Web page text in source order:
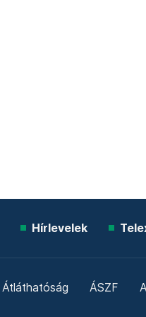
Hírlevelek
Átláthatóság ÁSZF